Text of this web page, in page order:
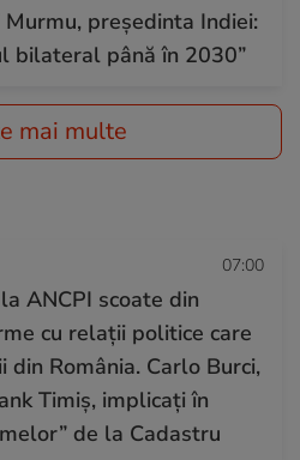
președinta Indiei:
bilateral până în 2030”
mai multe
07:00
ANCPI scoate din
cu relații politice care
România. Carlo Burci,
Timiș, implicați în
de la Cadastru